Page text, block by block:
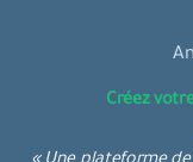
Créez